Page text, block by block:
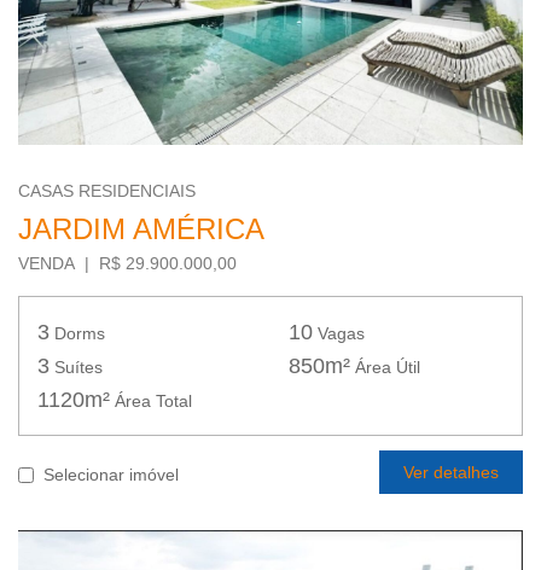
CASAS RESIDENCIAIS
JARDIM AMÉRICA
VENDA | R$ 29.900.000,00
3 Dorms 10 Vagas
3 Suítes 850m² Área Útil
1120m² Área Total
Selecionar imóvel Ver detalhes